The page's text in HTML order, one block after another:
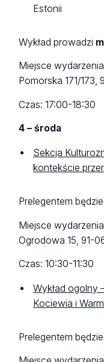
Estonii
Wykład prowadzi
Miejsce
Pomorska 171/173,
Czas: 17:00-18:30
4 – środa
Sekcja
kontekście
Prelegentem będzie
Miejsce
Ogrodowa 15, 91-
Czas: 10:30-11:30
Wykład ogolny
Kociewia i
Prelegentem będzie